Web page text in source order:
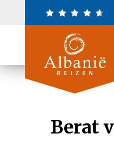
Berat